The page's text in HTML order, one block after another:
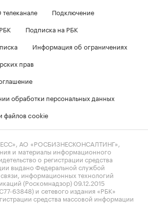
Подключение
Подписка на РБК
Информация об ограничениях
прав
обработки персональных данных
файлов cookie
АО «РОСБИЗНЕСКОНСАЛТИНГ»,
и материалы информационного
о регистрации средства
выдано Федеральной службой
информационных технологий
(Роскомнадзор) 09.12.2015
63848) и сетевого издания «РБК»
средства массовой информации